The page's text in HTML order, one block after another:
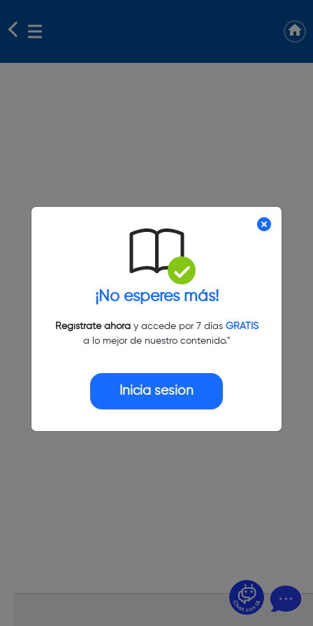
¡No esperes más!
Regístrate ahoray accede por 7 días GRATIS
a lo mejor de nuestro contenido."
Inicia sesión